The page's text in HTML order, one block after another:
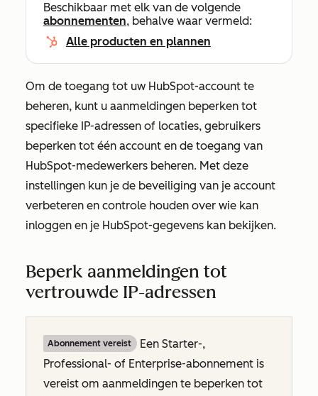
Beschikbaar met elk van de volgende
abonnementen, behalve waar vermeld:
Alle producten en plannen
Om de toegang tot uw HubSpot-account te
beheren, kunt u aanmeldingen beperken tot
specifieke IP-adressen of locaties, gebruikers
beperken tot één account en de toegang van
HubSpot-medewerkers beheren. Met deze
instellingen kun je de beveiliging van je account
verbeteren en controle houden over wie kan
inloggen en je HubSpot-gegevens kan bekijken.
Beperk aanmeldingen tot
vertrouwde IP-adressen
Abonnement vereist Een Starter-,
Professional- of Enterprise-abonnement is
vereist om aanmeldingen te beperken tot